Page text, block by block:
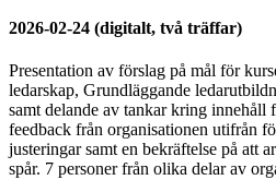
2026-02-24 (digitalt, två träffar)
Presentation av förslag på mål för
ledarskap, Grundläggande
samt delande av tankar kring innehåll
feedback från organisationen utifrån
justeringar samt en bekräftelse på att
spår. 7 personer från olika delar av